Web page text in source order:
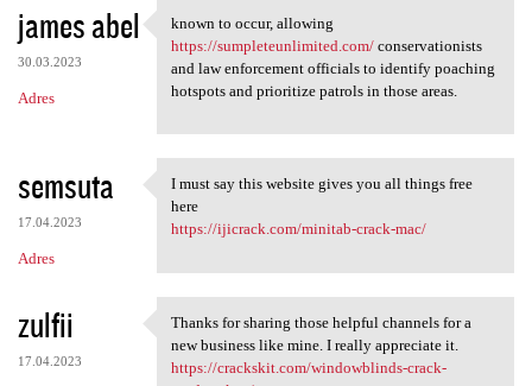
james abel
30.03.2023
Adres
known to occur, allowing
known to occur, allowing
https://sumpleteunlimited.com/conservationists
and law enforcement officials to identify poaching
hotspots and prioritize patrols in those areas.
semsuta
17.04.2023
Adres
I must say this website gives
I must say this website gives you all things free
here
https://ijicrack.com/minitab-crack-mac/
zulfii
17.04.2023
Thanks for sharing those
Thanks for sharing those helpful channels for a
new business like mine. I really appreciate it.
https://crackskit.com/windowblinds-crack-